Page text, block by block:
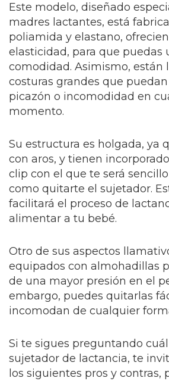
Este modelo, diseñado
madres lactantes, está
poliamida y elastano,
elasticidad, para que puedas
comodidad. Asimismo, están
costuras grandes que
picazón o incomodidad en
momento.
Su estructura es holgada, ya
con aros, y tienen
clip con el que te será
como quitarte el sujetador.
facilitará el proceso de
alimentar a tu bebé.
Otro de sus aspectos
equipados con almohadillas
de una mayor presión en el
embargo, puedes quitarlas
incomodan de cualquier
Si te sigues preguntando
sujetador de lactancia, te
los siguientes pros y contras,